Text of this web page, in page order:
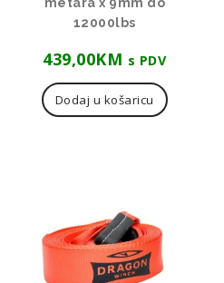
12000lbs
439,00KM s PDV
Dodaj u košaricu